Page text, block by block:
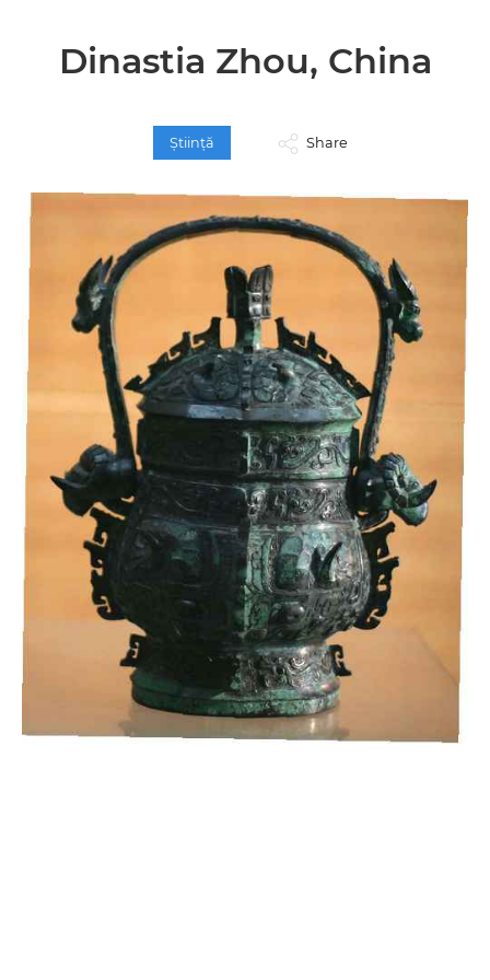
Dinastia Zhou, China
Ştiinţă Share